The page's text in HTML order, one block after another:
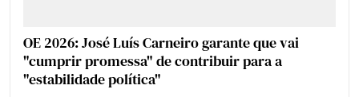
OE 2026: José Luís Carneiro garante que vai
"cumprir promessa" de contribuir para a
"estabilidade política"